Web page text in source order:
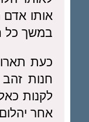
אותו אדם
במשך כל
כעת
חנות
לקנות
אחר